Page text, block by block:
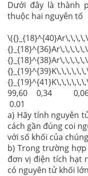
Dưới đây là thành
thuộc hai nguyên tố
99,60 0,34
0.01
a) Hãy tính nguyên
cách gần đúng coi
với số khối của
b) Trong trường
đơn vị điện tích hạt
có nguyên tử khối